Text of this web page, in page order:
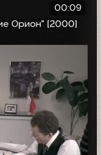
00:09
Орион" [2000]